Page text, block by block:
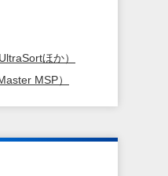
ほか）
MSP）